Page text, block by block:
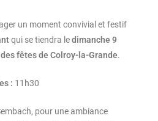
un moment convivial et festif
qui se tiendra ledimanche 9
fêtes de Colroy-la-Grande.
: 11h30
pour une ambiance